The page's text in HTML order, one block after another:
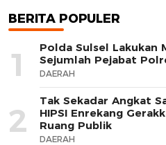
BERITA POPULER
1
Polda Sulsel Lakukan
Sejumlah Pejabat
DAERAH
2
Tak Sekadar Angkat
HIPSI Enrekang
Ruang Publik
DAERAH